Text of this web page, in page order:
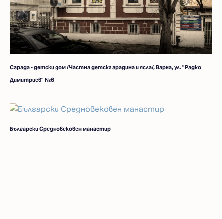
Сграда - детски дом /Частна детска градина и ясла/, Варна, ул. "Радко
Димитриев" №6
Български Средновековен манастир